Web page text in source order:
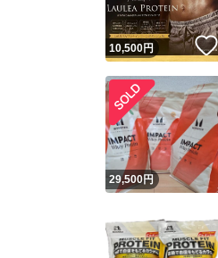
10,500円
29,500円